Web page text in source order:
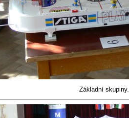
Základní skupiny.